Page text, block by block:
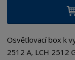
Osvětlovací box k
2512 A, LCH 2512